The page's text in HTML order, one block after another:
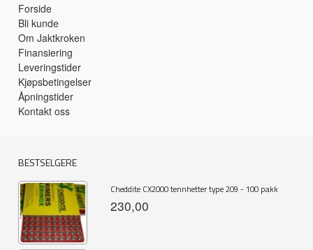
Forside
Bli kunde
Om Jaktkroken
Finansiering
Leveringstider
Kjøpsbetingelser
Åpningstider
Kontakt oss
BESTSELGERE
Cheddite CX2000 tennhetter type 209 - 100 pakk
230,00